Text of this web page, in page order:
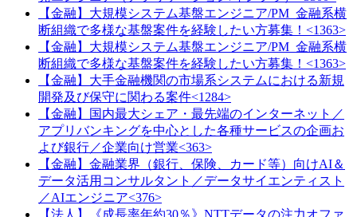
【金融】大規模システム基盤エンジニア/PM_金融系横
断組織で多様な基盤案件を経験したい方募集！<1363>
【金融】大規模システム基盤エンジニア/PM_金融系横
断組織で多様な基盤案件を経験したい方募集！<1363>
【金融】大手金融機関の市場系システムにおける新規
開発及び保守に関わる案件<1284>
【金融】国内最大シェア・最先端のインターネット／
アプリバンキングを中心とした各種サービスの企画お
よび銀行／企業向け営業<363>
【金融】金融業界（銀行、保険、カード等）向けAI＆
データ活用コンサルタント／データサイエンティスト
／AIエンジニア<376>